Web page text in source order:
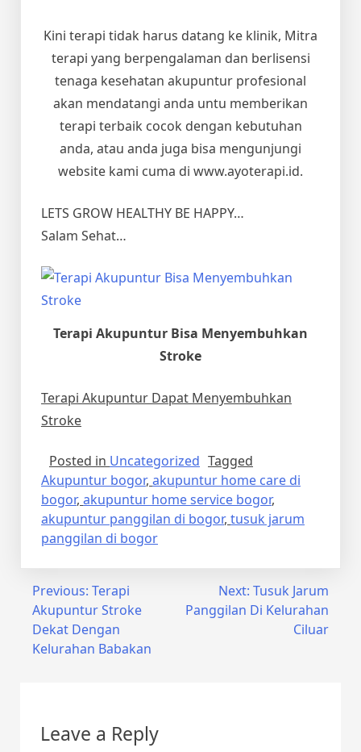
Kini terapi tidak harus datang ke klinik, Mitra
terapi yang berpengalaman dan berlisensi
tenaga kesehatan akupuntur profesional
akan mendatangi anda untu memberikan
terapi terbaik cocok dengan kebutuhan
anda, atau anda juga bisa mengunjungi
website kami cuma di www.ayoterapi.id.
LETS GROW HEALTHY BE HAPPY…
Salam Sehat…
Terapi Akupuntur Bisa Menyembuhkan
Stroke
Terapi Akupuntur Dapat Menyembuhkan
Stroke
Posted in Uncategorized Tagged
Akupuntur bogor, akupuntur home care di
bogor, akupuntur home service bogor,
akupuntur panggilan di bogor, tusuk jarum
panggilan di bogor
Post
navigation
Previous: Terapi
Akupuntur Stroke
Dekat Dengan
Kelurahan Babakan
Next: Tusuk Jarum
Panggilan Di Kelurahan
Ciluar
Leave a Reply